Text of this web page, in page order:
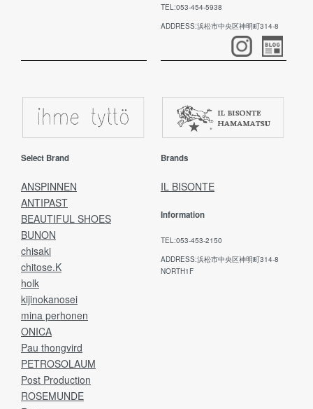
TEL:053-454-5938
ADDRESS:浜松市中央区神明町314-8
Select Brand
ANSPINNEN
ANTIPAST
BEAUTIFUL SHOES
BUNON
chisaki
chitose.K
holk
kijinokanosei
mina perhonen
ONICA
Pau thongvird
PETROSOLAUM
Post Production
ROSEMUNDE
Brands
IL BISONTE
Information
TEL:053-453-2150
ADDRESS:浜松市中央区神明町314-8
NORTH1F